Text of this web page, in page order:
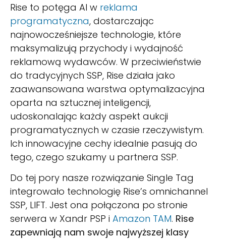
Rise to potęga AI w reklama
programatyczna, dostarczając
najnowocześniejsze technologie, które
maksymalizują przychody i wydajność
reklamową wydawców. W przeciwieństwie
do tradycyjnych SSP, Rise działa jako
zaawansowana warstwa optymalizacyjna
oparta na sztucznej inteligencji,
udoskonalając każdy aspekt aukcji
programatycznych w czasie rzeczywistym.
Ich innowacyjne cechy idealnie pasują do
tego, czego szukamy u partnera SSP.
Do tej pory nasze rozwiązanie Single Tag
integrowało technologię Rise’s omnichannel
SSP, LIFT. Jest ona połączona po stronie
serwera w Xandr PSP i Amazon TAM. Rise
zapewniają nam swoje najwyższej klasy